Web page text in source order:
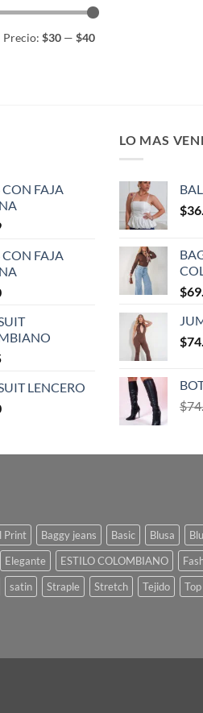
Precio: $30 — $40
CON FAJA
CON FAJA
LENCERO
LO MAS
$
$
$
$
Print Baggy jeans Basic Blusa
Elegante ESTILO COLOMBIANO
satin Straple Stretch Tejido Top